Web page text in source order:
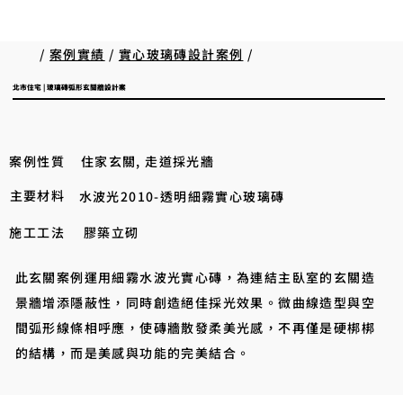
/案例實績 / 實心玻璃磚設計案例 /
此玄關案例運用細霧水波光實心磚，為連結主臥室的玄關造
景牆增添隱蔽性，同時創造絕佳採光效果。微曲線造型與空
間弧形線條相呼應，使磚牆散發柔美光感，不再僅是硬梆梆
的結構，而是美感與功能的完美結合。
案例性質
住家玄關, 走道採光牆
主要材料
水波光2010-透明細霧實心玻璃磚
施工工法 膠築立砌
北市住宅 | 玻璃磚弧形玄關牆設計案